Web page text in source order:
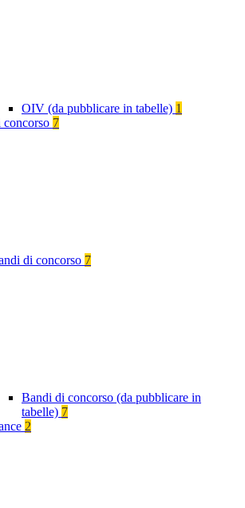
OIV (da pubblicare in tabelle) 1
7
di concorso 7
Bandi di concorso (da pubblicare in
tabelle) 7
2